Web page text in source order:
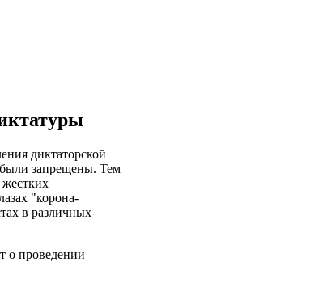
диктаторской
запрещены. Тем
"корона-
в различных
о проведении